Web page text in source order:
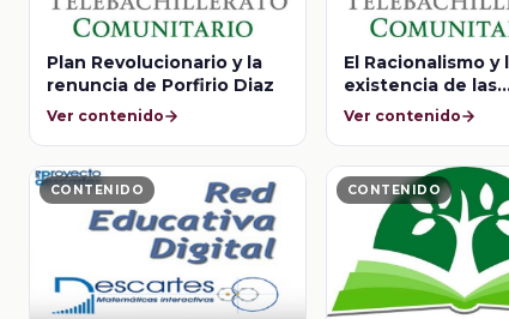
Plan Revolucionario y la
renuncia de Porfirio Diaz
Ver contenido
El Racionalismo y
existencia de las
creencias innatas
Ver contenido
CONTENIDO CONTENIDO